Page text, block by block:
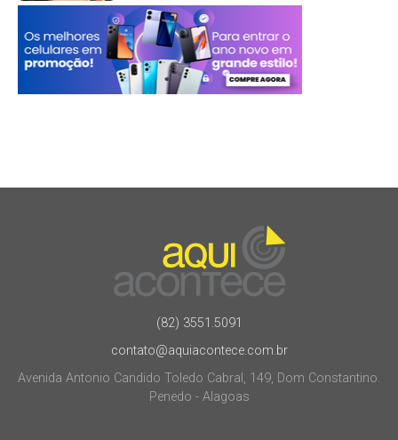
(82) 3551.5091
contato@aquiacontece.com.br
Avenida Antonio Candido Toledo Cabral, 149, Dom Constantino.
Penedo - Alagoas